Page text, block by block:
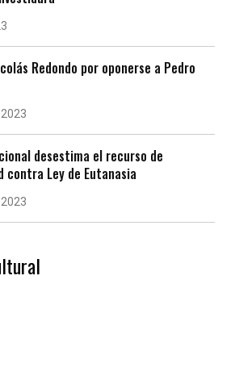
Redondo por oponerse a Pedro
desestima el recurso de
Ley de Eutanasia
un modelo de vida en